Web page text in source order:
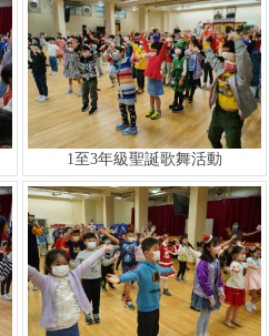
1至3年級聖誕歌舞活動